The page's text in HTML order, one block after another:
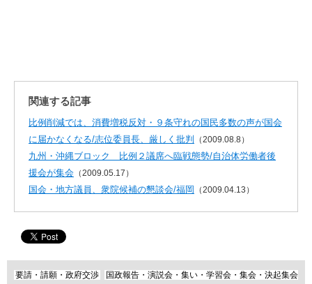
関連する記事
比例削減では、消費増税反対・９条守れの国民多数の声が国会
に届かなくなる/志位委員長、厳しく批判 （2009.08.8）
九州・沖縄ブロック 比例２議席へ臨戦態勢/自治体労働者後
援会が集会 （2009.05.17）
国会・地方議員、衆院候補の懇談会/福岡 （2009.04.13）
要請・請願・政府交渉
国政報告・演説会・集い・学習会・集会・決起集会